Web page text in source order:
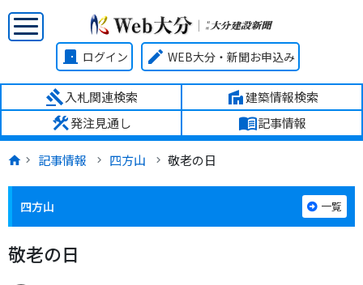
door_front ログイン edit WEB大分・新聞お申込み
gavel入札関連検索 villa建築情報検索
construction発注見通し menu_book記事情報
記事情報 四方山 敬老の日
四方山 一覧
敬老の日